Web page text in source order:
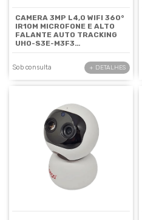
CAMERA 3MP L4,0 WIFI 360°
IR10M MICROFONE E ALTO
FALANTE AUTO TRACKING
UHO-S3E-M3F3
Sob consulta + DETALHES